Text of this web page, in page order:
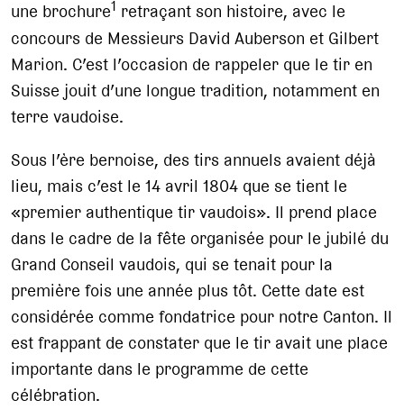
une brochure1 retraçant son histoire, avec le
concours de Messieurs David Auberson et Gilbert
Marion. C’est l’occasion de rappeler que le tir en
Suisse jouit d’une longue tradition, notamment en
terre vaudoise.
Sous l’ère bernoise, des tirs annuels avaient déjà
lieu, mais c’est le 14 avril 1804 que se tient le
«premier authentique tir vaudois». Il prend place
dans le cadre de la fête organisée pour le jubilé du
Grand Conseil vaudois, qui se tenait pour la
première fois une année plus tôt. Cette date est
considérée comme fondatrice pour notre Canton. Il
est frappant de constater que le tir avait une place
importante dans le programme de cette
célébration.